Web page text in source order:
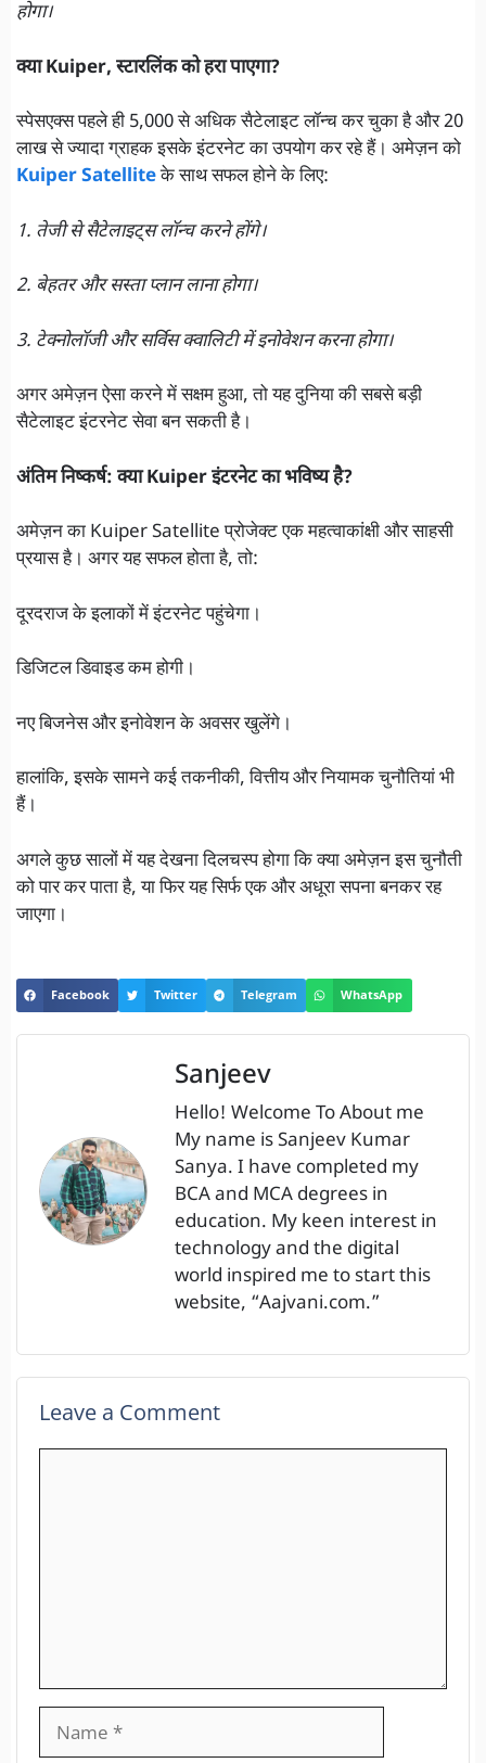
होगा।
क्या Kuiper, स्टारलिंक को हरा पाएगा?
स्पेसएक्स पहले ही 5,000 से अधिक सैटेलाइट लॉन्च कर चुका है और 20
लाख से ज्यादा ग्राहक इसके इंटरनेट का उपयोग कर रहे हैं। अमेज़न को
Kuiper Satelliteके साथ सफल होने के लिए:
1. तेजी से सैटेलाइट्स लॉन्च करने होंगे।
2. बेहतर और सस्ता प्लान लाना होगा।
3. टेक्नोलॉजी और सर्विस क्वालिटी में इनोवेशन करना होगा।
अगर अमेज़न ऐसा करने में सक्षम हुआ, तो यह दुनिया की सबसे बड़ी
सैटेलाइट इंटरनेट सेवा बन सकती है।
अंतिम निष्कर्ष: क्या Kuiperइंटरनेट का भविष्य है?
अमेज़न का Kuiper Satellite प्रोजेक्ट एक महत्वाकांक्षी और साहसी
प्रयास है। अगर यह सफल होता है, तो:
दूरदराज के इलाकों में इंटरनेट पहुंचेगा।
डिजिटल डिवाइड कम होगी।
नए बिजनेस और इनोवेशन के अवसर खुलेंगे।
हालांकि, इसके सामने कई तकनीकी, वित्तीय और नियामक चुनौतियां भी
हैं।
अगले कुछ सालों में यह देखना दिलचस्प होगा कि क्या अमेज़न इस चुनौती
को पार कर पाता है, या फिर यह सिर्फ एक और अधूरा सपना बनकर रह
जाएगा।
Facebook Twitter Telegram WhatsApp
Sanjeev
Hello! Welcome To About me
My name is Sanjeev Kumar
Sanya. I have completed my
BCA and MCA degrees in
education. My keen interest in
technology and the digital
world inspired me to start this
website, “Aajvani.com.”
Leave a Comment